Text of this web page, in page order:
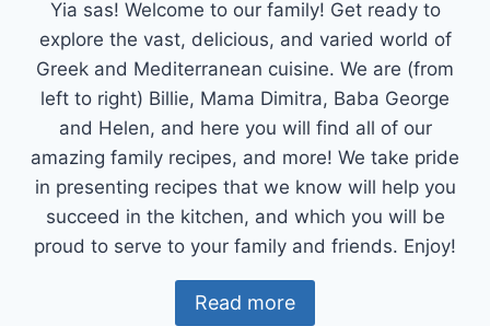
Yia sas! Welcome to our family! Get ready to
explore the vast, delicious, and varied world of
Greek and Mediterranean cuisine. We are (from
left to right) Billie, Mama Dimitra, Baba George
and Helen, and here you will find all of our
amazing family recipes, and more! We take pride
in presenting recipes that we know will help you
succeed in the kitchen, and which you will be
proud to serve to your family and friends. Enjoy!
Read more